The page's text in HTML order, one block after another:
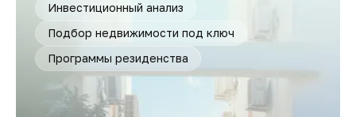
Инвестиционный анализ
Подбор недвижимости под ключ
Программы резиденства